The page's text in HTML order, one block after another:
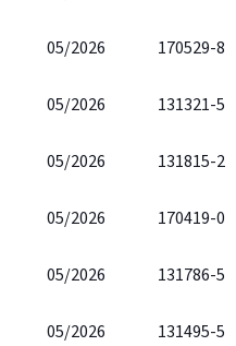
05/2026 170529-8
05/2026 131321-5
05/2026 131815-2
05/2026 170419-0
05/2026 131786-5
05/2026 131495-5